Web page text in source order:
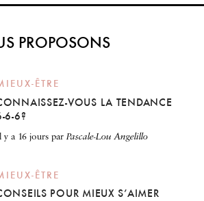
PROPOSONS
ÊTRE
VOUS LA TENDANCE
6-6?
il y a 16 jours par Pascale-Lou Angelillo
ÊTRE
POUR MIEUX S’AIMER